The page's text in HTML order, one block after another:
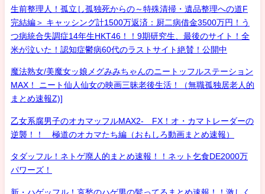
生前整理人！孤立し孤独死からの～特殊清掃・遺品整理への道F
完結編＞ キャッシング計1500万返済：厨二病借金3500万円！う
つ病統合失調症14年生HKT46！！9期研究生、最後のサイト！全
米が泣いた！認知症鬱病60代のラストサイト絶賛！公開中
魔法熟女/美魔女ッ娘メグみみちゃんのニートッフルステーション
MAX！ ニート仙人仙女の映画三昧老後生活！（無職孤独居老人的
まとめ速報Z)]
乙女系腐男子のオカマッフルMAX2- FX！オ・カマトレーダーの
逆襲！！ 極道のオカマたち編（おもしろ動画まとめ速報）
タダッフル！ネトゲ廃人的まとめ速報！！ネット乞食DE2000万
パワーズ！
新・ハゲッフル！哀愁のハゲ男の髪ってるまとめ速報！！激しく